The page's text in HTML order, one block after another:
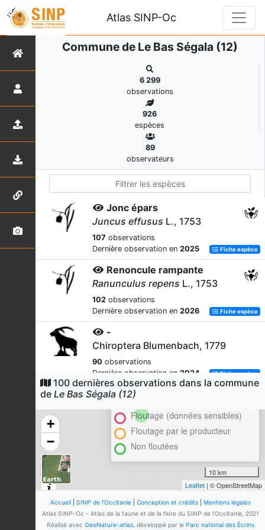
Atlas SINP-Oc
Commune de Le Bas Ségala (12)
6 299
observations
926
espèces
89
observateurs
Jonc épars
Juncus effusus L., 1753
107 observations
Dernière observation en 2025 Fiche espèce
Renoncule rampante
Ranunculus repens L., 1753
102 observations
Dernière observation en 2026 Fiche espèce
-
Chiroptera Blumenbach, 1779
90 observations
Dernière observation en 2024 Fiche espèce
Écrevisse à pieds blancs
Austropotamobius pallipes
(Lereboullet, 1858)
observations
Dernière observation en
Lotier pédonculé
Lotus pedunculatusCav., 1793
observations
Fiche espèce
100 dernières observations dans la commune
de Le Bas Ségala (12)
+
−
Cluster
En attente de validation régionale
Floutage (données sensibles)
Floutage par le producteur
Non floutées
10 km
Leaflet | © OpenStreetMap
Accueil| SINP de l'Occitanie| Conception et crédits| Mentions légales
Atlas SINP-Oc - Atlas de la faune et de la flore du SINP de l'Occitanie, 2021
Réalisé avec GeoNature-atlas, développé par le Parc national des Écrins